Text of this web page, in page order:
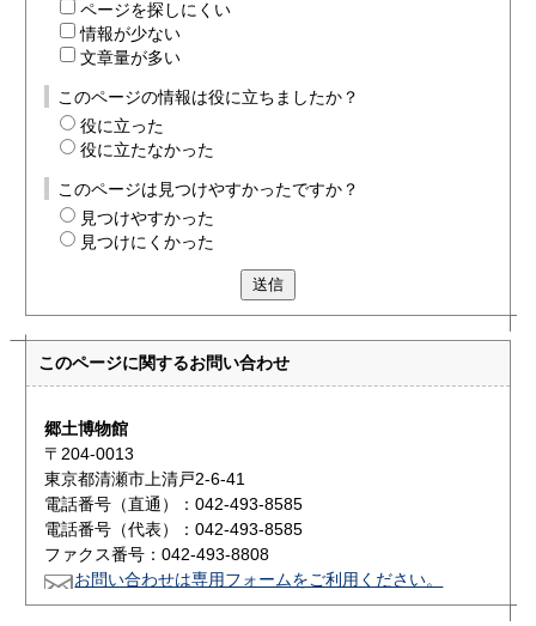
ページを探しにくい
情報が少ない
文章量が多い
このページの情報は役に立ちましたか？
役に立った
役に立たなかった
このページは見つけやすかったですか？
見つけやすかった
見つけにくかった
送信
このページに関するお問い合わせ
郷土博物館
〒204-0013
東京都清瀬市上清戸2-6-41
電話番号（直通）：042-493-8585
電話番号（代表）：042-493-8585
ファクス番号：042-493-8808
お問い合わせは専用フォームをご利用ください。